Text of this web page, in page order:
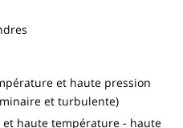
et haute pression
et turbulente)
et haute température - haute